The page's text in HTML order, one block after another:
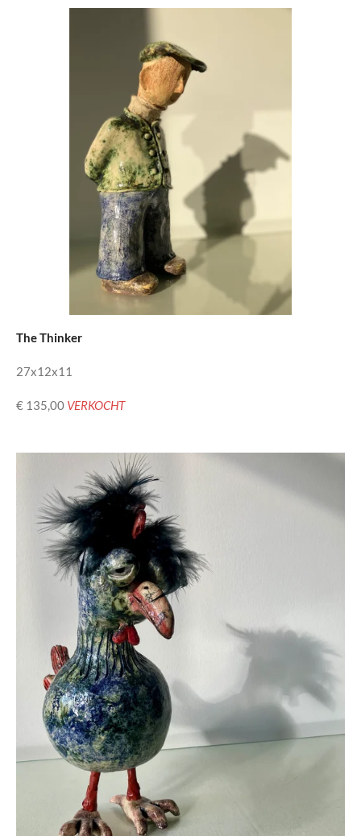
The Thinker
27x12x11
€ 135,00 VERKOCHT